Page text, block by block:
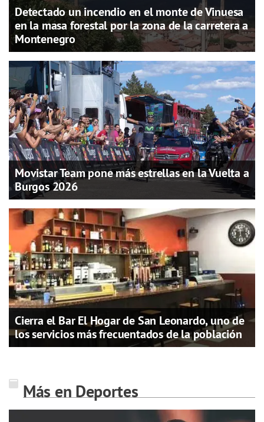
Detectado un incendio en el monte de Vinuesa
en la masa forestal por la zona de la carretera a
Montenegro
Movistar Team pone más estrellas en la Vuelta a
Burgos 2026
Cierra el Bar El Hogar de San Leonardo, uno de
los servicios más frecuentados de la población
Más en Deportes